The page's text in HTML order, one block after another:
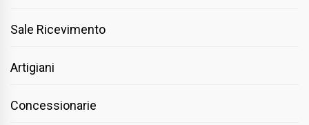
Sale Ricevimento
Artigiani
Concessionarie